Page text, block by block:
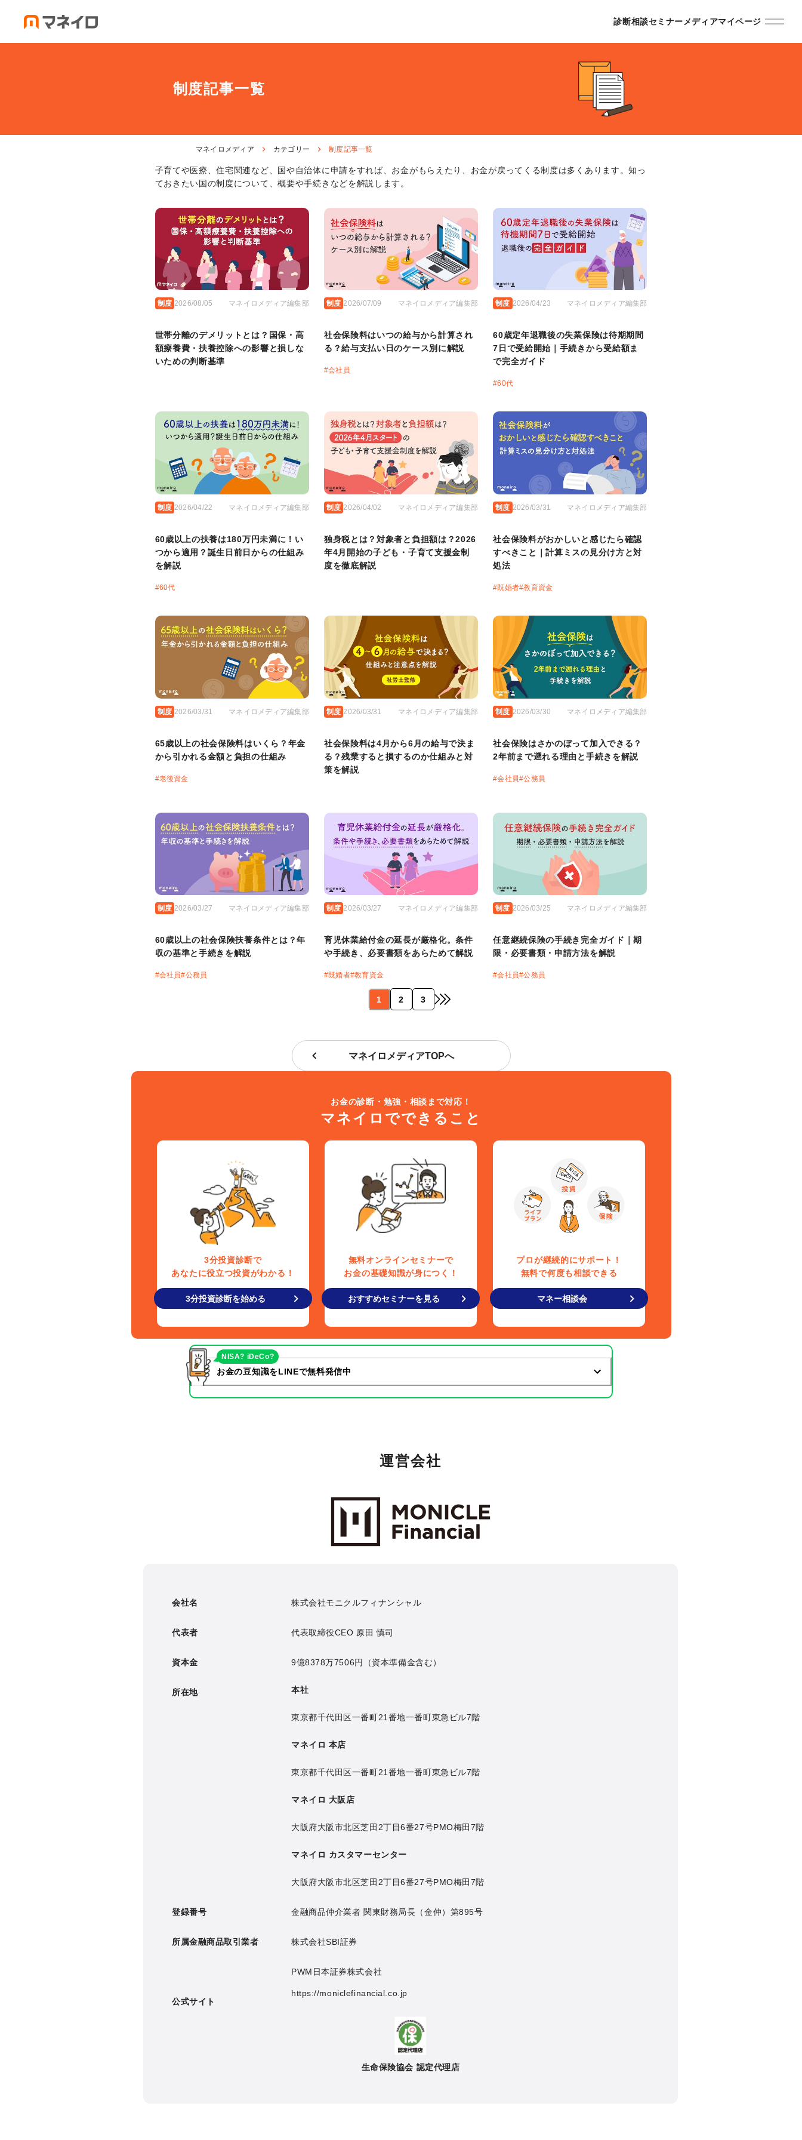
診断相談セミナーメディアマイページ
制度記事一覧
マネイロメディア カテゴリー 制度記事一覧
子育てや医療、住宅関連など、国や自治体に申請をすれば、お金がもらえたり、お金が戻ってくる制度は多くあります。知っ
ておきたい国の制度について、概要や手続きなどを解説します。
制度 2026/08/05 マネイロメディア編集部
世帯分離のデメリットとは？国保・高
額療養費・扶養控除への影響と損しな
いための判断基準
制度 2026/07/09 マネイロメディア編集部
社会保険料はいつの給与から計算され
る？給与支払い日のケース別に解説
#会社員
制度 2026/04/23 マネイロメディア編集部
60歳定年退職後の失業保険は待期期間
7日で受給開始｜手続きから受給額ま
で完全ガイド
#60代
制度 2026/04/22 マネイロメディア編集部
60歳以上の扶養は180万円未満に！い
つから適用？誕生日前日からの仕組み
を解説
#60代
制度 2026/04/02 マネイロメディア編集部
独身税とは？対象者と負担額は？2026
年4月開始の子ども・子育て支援金制
度を徹底解説
制度 2026/03/31 マネイロメディア編集部
社会保険料がおかしいと感じたら確認
すべきこと｜計算ミスの見分け方と対
処法
#既婚者#教育資金
制度 2026/03/31 マネイロメディア編集部
65歳以上の社会保険料はいくら？年金
から引かれる金額と負担の仕組み
#老後資金
制度 2026/03/31 マネイロメディア編集部
社会保険料は4月から6月の給与で決ま
る？残業すると損するのか仕組みと対
策を解説
制度 2026/03/30 マネイロメディア編集部
社会保険はさかのぼって加入できる？
2年前まで遡れる理由と手続きを解説
#会社員#公務員
制度 2026/03/27 マネイロメディア編集部
60歳以上の社会保険扶養条件とは？年
収の基準と手続きを解説
#会社員#公務員
制度 2026/03/27 マネイロメディア編集部
育児休業給付金の延長が厳格化。条件
や手続き、必要書類をあらためて解説
#既婚者#教育資金
制度 2026/03/25 マネイロメディア編集部
任意継続保険の手続き完全ガイド｜期
限・必要書類・申請方法を解説
#会社員#公務員
1 2 3
マネイロメディアTOPへ
お金の診断・勉強・相談まで対応！
マネイロでできること
3分投資診断で
あなたに役立つ投資がわかる！
3分投資診断を始める
無料オンラインセミナーで
お金の基礎知識が身につく！
おすすめセミナーを見る
プロが継続的にサポート！
無料で何度も相談できる
マネー相談会
お金の豆知識をLINEで無料発信中
NISA? iDeCo?
運営会社
Monicle Financial Inc.
会社名 株式会社モニクルフィナンシャル
代表者 代表取締役CEO 原田 慎司
資本金 9億8378万7506円 （資本準備金含む）
所在地 本社
東京都千代田区一番町21番地一番町東急ビル7階
マネイロ 本店
東京都千代田区一番町21番地一番町東急ビル7階
マネイロ 大阪店
大阪府大阪市北区芝田2丁目6番27号PMO梅田7階
マネイロ カスタマーセンター
大阪府大阪市北区芝田2丁目6番27号PMO梅田7階
登録番号 金融商品仲介業者 関東財務局長（金仲）第895号
所属金融商品取引業者 株式会社SBI証券
PWM日本証券株式会社
公式サイト
https://moniclefinancial.co.jp
生命保険協会 認定代理店